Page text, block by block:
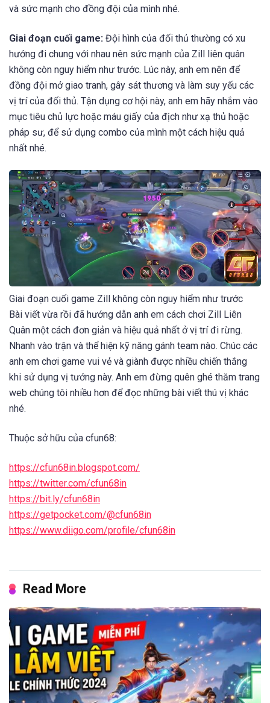
và sức mạnh cho đồng đội của mình nhé.
Giai đoạn cuối game: Đội hình của đối thủ thường có xu
hướng đi chung với nhau nên sức mạnh của Zill liên quân
không còn nguy hiểm như trước. Lúc này, anh em nên để
đồng đội mở giao tranh, gây sát thương và làm suy yếu các
vị trí của đối thủ. Tận dụng cơ hội này, anh em hãy nhắm vào
mục tiêu chủ lực hoặc máu giấy của địch như xạ thủ hoặc
pháp sư, để sử dụng combo của mình một cách hiệu quả
nhất nhé.
Giai đoạn cuối game Zill không còn nguy hiểm như trước
Bài viết vừa rồi đã hướng dẫn anh em cách chơi Zill Liên
Quân một cách đơn giản và hiệu quả nhất ở vị trí đi rừng.
Nhanh vào trận và thể hiện kỹ năng gánh team nào. Chúc các
anh em chơi game vui vẻ và giành được nhiều chiến thắng
khi sử dụng vị tướng này. Anh em đừng quên ghé thăm trang
web chúng tôi nhiều hơn để đọc những bài viết thú vị khác
nhé.
Thuộc sở hữu của cfun68:
https://cfun68in.blogspot.com/
https://twitter.com/cfun68in
https://bit.ly/cfun68in
https://getpocket.com/@cfun68in
https://www.diigo.com/profile/cfun68in
Read More